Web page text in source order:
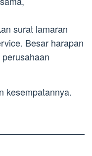
surat lamaran
Besar harapan
kesempatannya.